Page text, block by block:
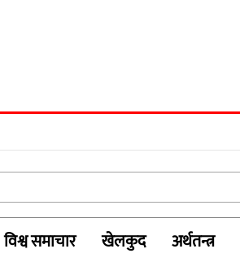
विश्व समाचार खेलकुद अर्थतन्त्र